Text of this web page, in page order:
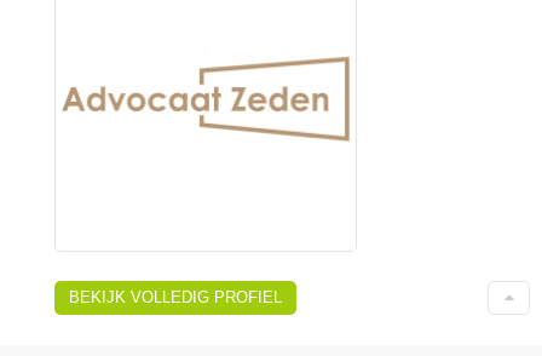
BEKIJK VOLLEDIG PROFIEL